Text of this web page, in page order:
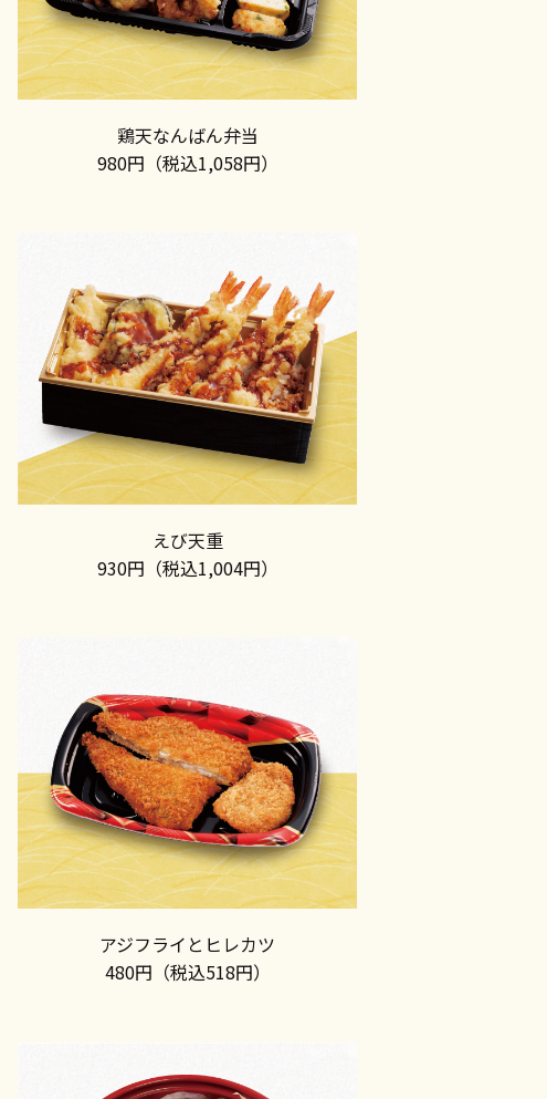
鶏天なんばん弁当
980円（税込1,058円）
えび天重
930円（税込1,004円）
アジフライとヒレカツ
480円（税込518円）